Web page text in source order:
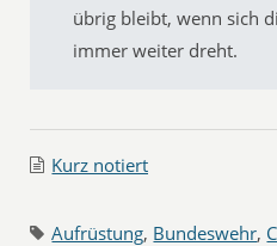
übrig bleibt, wenn sich
immer weiter dreht.
Kurz notiert
Aufrüstung, Bundeswehr,